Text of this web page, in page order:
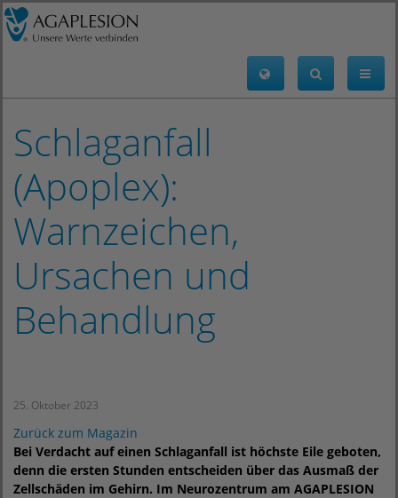
Schlaganfall
(Apoplex):
Warnzeichen,
Ursachen und
Behandlung
25. Oktober 2023
Zurück zum Magazin
Bei Verdacht auf einen Schlaganfall ist höchste Eile geboten,
denn die ersten Stunden entscheiden über das Ausmaß der
Zellschäden im Gehirn. Im Neurozentrum am AGAPLESION